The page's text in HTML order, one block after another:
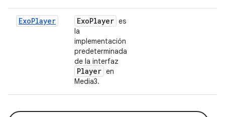
ExoPlayer ExoPlayer es
la
implementación
predeterminada
de la interfaz
Player en
Media3.